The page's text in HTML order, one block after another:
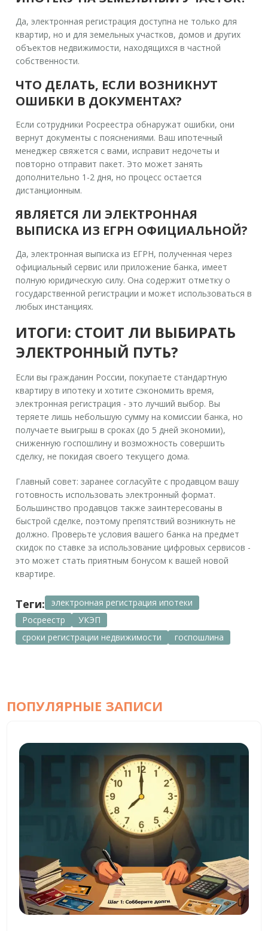
Да, электронная регистрация доступна не только для
квартир, но и для земельных участков, домов и других
объектов недвижимости, находящихся в частной
собственности.
ЧТО ДЕЛАТЬ, ЕСЛИ ВОЗНИКНУТ
ОШИБКИ В ДОКУМЕНТАХ?
Если сотрудники Росреестра обнаружат ошибки, они
вернут документы с пояснениями. Ваш ипотечный
менеджер свяжется с вами, исправит недочеты и
повторно отправит пакет. Это может занять
дополнительно 1-2 дня, но процесс остается
дистанционным.
ЯВЛЯЕТСЯ ЛИ ЭЛЕКТРОННАЯ
ВЫПИСКА ИЗ ЕГРН ОФИЦИАЛЬНОЙ?
Да, электронная выписка из ЕГРН, полученная через
официальный сервис или приложение банка, имеет
полную юридическую силу. Она содержит отметку о
государственной регистрации и может использоваться в
любых инстанциях.
ИТОГИ: СТОИТ ЛИ ВЫБИРАТЬ
ЭЛЕКТРОННЫЙ ПУТЬ?
Если вы гражданин России, покупаете стандартную
квартиру в ипотеку и хотите сэкономить время,
электронная регистрация - это лучший выбор. Вы
теряете лишь небольшую сумму на комиссии банка, но
получаете выигрыш в сроках (до 5 дней экономии),
сниженную госпошлину и возможность совершить
сделку, не покидая своего текущего дома.
Главный совет: заранее согласуйте с продавцом вашу
готовность использовать электронный формат.
Большинство продавцов также заинтересованы в
быстрой сделке, поэтому препятствий возникнуть не
должно. Проверьте условия вашего банка на предмет
скидок по ставке за использование цифровых сервисов -
это может стать приятным бонусом к вашей новой
квартире.
Теги:
электронная регистрация ипотеки
Росреестр
УКЭП
сроки регистрации недвижимости
госпошлина
ПОПУЛЯРНЫЕ ЗАПИСИ